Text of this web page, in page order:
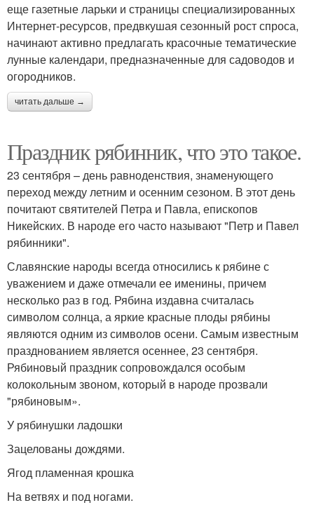
еще газетные ларьки и страницы специализированных
Интернет-ресурсов, предвкушая сезонный рост спроса,
начинают активно предлагать красочные тематические
лунные календари, предназначенные для садоводов и
огородников.
читать дальше →
Праздник рябинник, что это такое.
23 сентября – день равноденствия, знаменующего
переход между летним и осенним сезоном. В этот день
почитают святителей Петра и Павла, епископов
Никейских. В народе его часто называют "Петр и Павел
рябинники".
Славянские народы всегда относились к рябине с
уважением и даже отмечали ее именины, причем
несколько раз в год. Рябина издавна считалась
символом солнца, а яркие красные плоды рябины
являются одним из символов осени. Самым известным
празднованием является осеннее, 23 сентября.
Рябиновый праздник сопровождался особым
колокольным звоном, который в народе прозвали
"рябиновым».
У рябинушки ладошки
Зацелованы дождями.
Ягод пламенная крошка
На ветвях и под ногами.